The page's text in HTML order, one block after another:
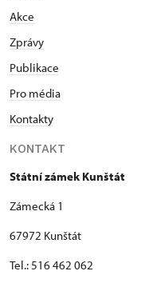
Akce
Zprávy
Publikace
Pro média
Kontakty
KONTAKT
Státní zámek Kunštát
Zámecká 1
67972 Kunštát
Tel.: 516 462 062